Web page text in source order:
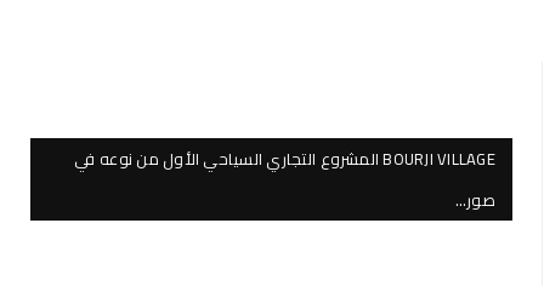
BOURJI VILLAGE المشروع التجاري السياحي الأول من نوعه في
صور…